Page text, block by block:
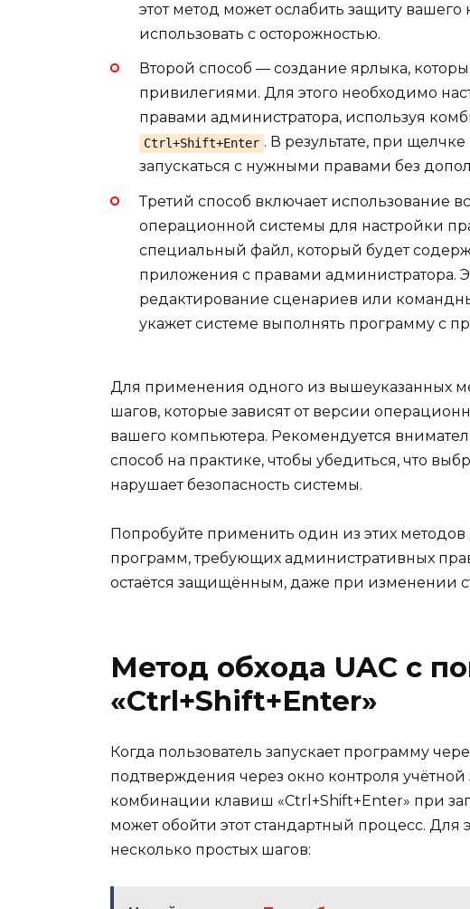
этот метод может ослабить защиту
использовать с осторожностью.
Второй способ — создание ярлыка,
привилегиями. Для этого необходимо
правами администратора, используя
Ctrl+Shift+Enter . В результате, при
запускаться с нужными правами без
Третий способ включает использование
операционной системы для настройки
специальный файл, который будет
приложения с правами администратора.
редактирование сценариев или
укажет системе выполнять программу с
Для применения одного из вышеуказанных
шагов, которые зависят от версии
вашего компьютера. Рекомендуется
способ на практике, чтобы убедиться, что
нарушает безопасность системы.
Попробуйте применить один из этих
программ, требующих административных
остаётся защищённым, даже при изменении
Метод обхода UAC с
«Ctrl+Shift+Enter»
Когда пользователь запускает программу
подтверждения через окно контроля
комбинации клавиш «Ctrl+Shift+Enter» при
может обойти этот стандартный процесс. Для
несколько простых шагов: